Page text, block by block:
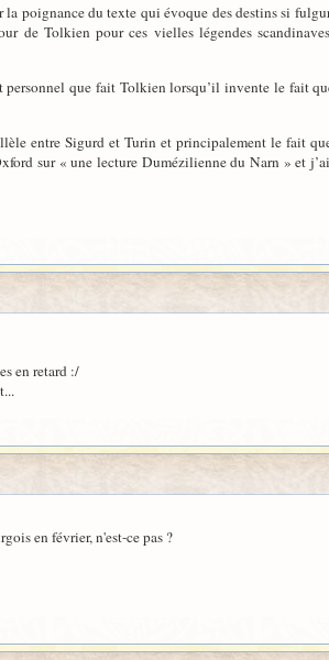
poignance du texte qui évoque des destins si
de Tolkien pour ces vielles légendes
que fait Tolkien lorsqu’il invente le fait
entre Sigurd et Turin et principalement le fait
sur « une lecture Dumézilienne du Narn » et
en retard :/
en février, n'est-ce pas ?